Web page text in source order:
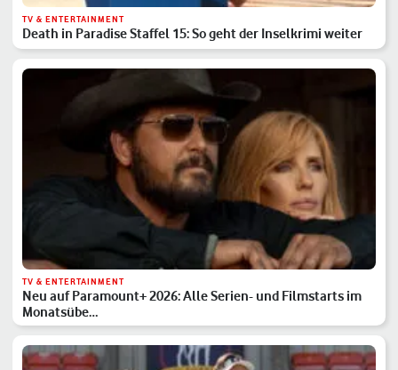
TV & ENTERTAINMENT
Death in Paradise Staffel 15: So geht der Inselkrimi weiter
TV & ENTERTAINMENT
Neu auf Paramount+ 2026: Alle Serien- und Filmstarts im
Monatsübe…